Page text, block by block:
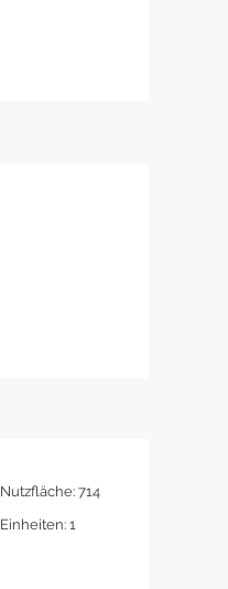
Nutzfläche: 714
Einheiten: 1